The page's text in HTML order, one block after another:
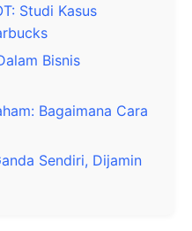
Studi Kasus
Bisnis
Bagaimana Cara
Sendiri, Dijamin